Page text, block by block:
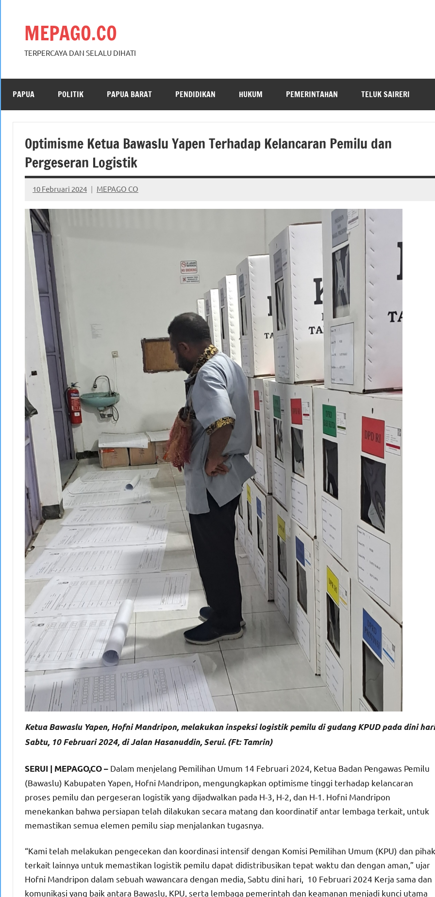
MEPAGO.CO
TERPERCAYA DAN SELALU DIHATI
PAPUA POLITIK PAPUA BARAT PENDIDIKAN HUKUM PEMERINTAHAN TELUK SAIRERI
Optimisme Ketua Bawaslu Yapen Terhadap Kelancaran Pemilu dan
Pergeseran Logistik
10 Februari 2024 MEPAGO CO
No
comments
Ketua Bawaslu Yapen, Hofni Mandripon, melakukan inspeksi logistik pemilu di gudang KPUD pada dini hari
Sabtu, 10 Februari 2024, di Jalan Hasanuddin, Serui. (Ft: Tamrin)
SERUI | MEPAGO,CO – Dalam menjelang Pemilihan Umum 14 Februari 2024, Ketua Badan Pengawas Pemilu
(Bawaslu) Kabupaten Yapen, Hofni Mandripon, mengungkapkan optimisme tinggi terhadap kelancaran
proses pemilu dan pergeseran logistik yang dijadwalkan pada H-3, H-2, dan H-1. Hofni Mandripon
menekankan bahwa persiapan telah dilakukan secara matang dan koordinatif antar lembaga terkait, untuk
memastikan semua elemen pemilu siap menjalankan tugasnya.
“Kami telah melakukan pengecekan dan koordinasi intensif dengan Komisi Pemilihan Umum (KPU) dan pihak
terkait lainnya untuk memastikan logistik pemilu dapat didistribusikan tepat waktu dan dengan aman,” ujar
Hofni Mandripon dalam sebuah wawancara dengan media, Sabtu dini hari, 10 Februari 2024 Kerja sama dan
komunikasi yang baik antara Bawaslu, KPU, serta lembaga pemerintah dan keamanan menjadi kunci utama